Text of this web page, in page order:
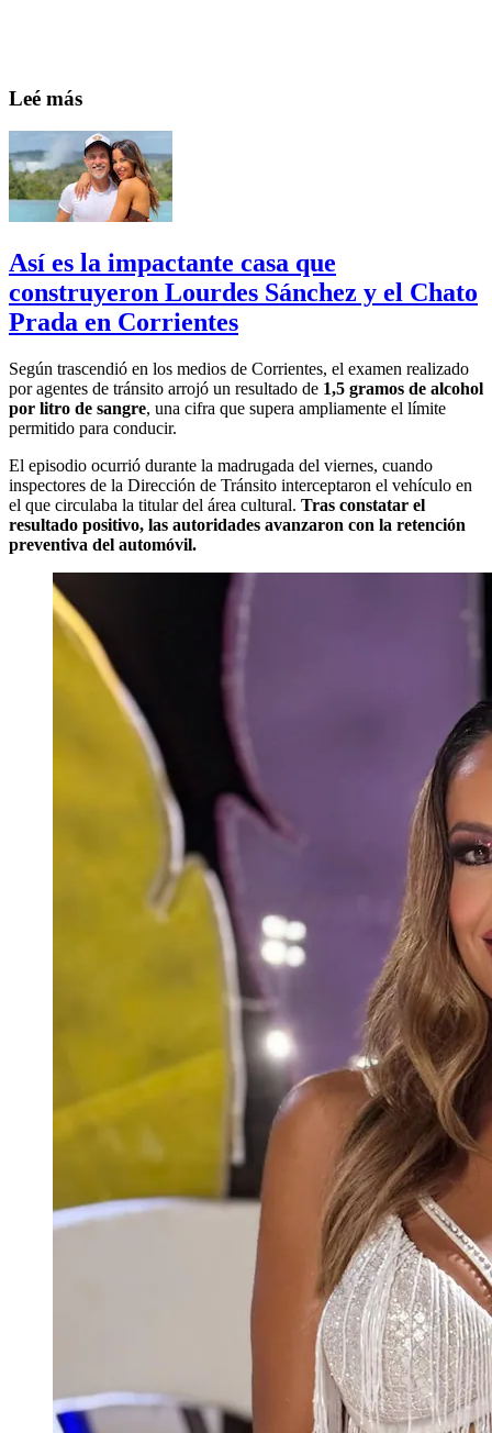
Leé más
Así es la impactante casa que
construyeron Lourdes Sánchez y el Chato
Prada en Corrientes
Según trascendió en los medios de Corrientes, el examen realizado
por agentes de tránsito arrojó un resultado de 1,5 gramos de alcohol
por litro de sangre, una cifra que supera ampliamente el límite
permitido para conducir.
El episodio ocurrió durante la madrugada del viernes, cuando
inspectores de la Dirección de Tránsito interceptaron el vehículo en
el que circulaba la titular del área cultural. Tras constatar el
resultado positivo, las autoridades avanzaron con la retención
preventiva del automóvil.